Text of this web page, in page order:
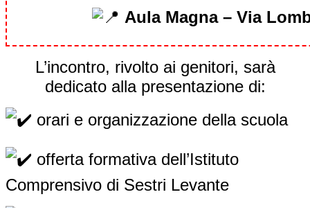
Aula Magna – Via
L’incontro, rivolto ai genitori, sarà
dedicato alla presentazione di:
orari e organizzazione della scuola
offerta formativa dell’Istituto
Comprensivo di Sestri Levante